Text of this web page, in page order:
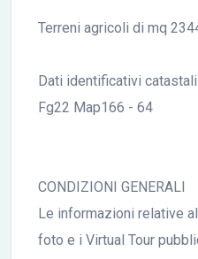
Terreni agricoli di mq
Dati identificativi catastali
Fg22 Map166 - 64
CONDIZIONI GENERALI
Le informazioni relative
foto e i Virtual Tour